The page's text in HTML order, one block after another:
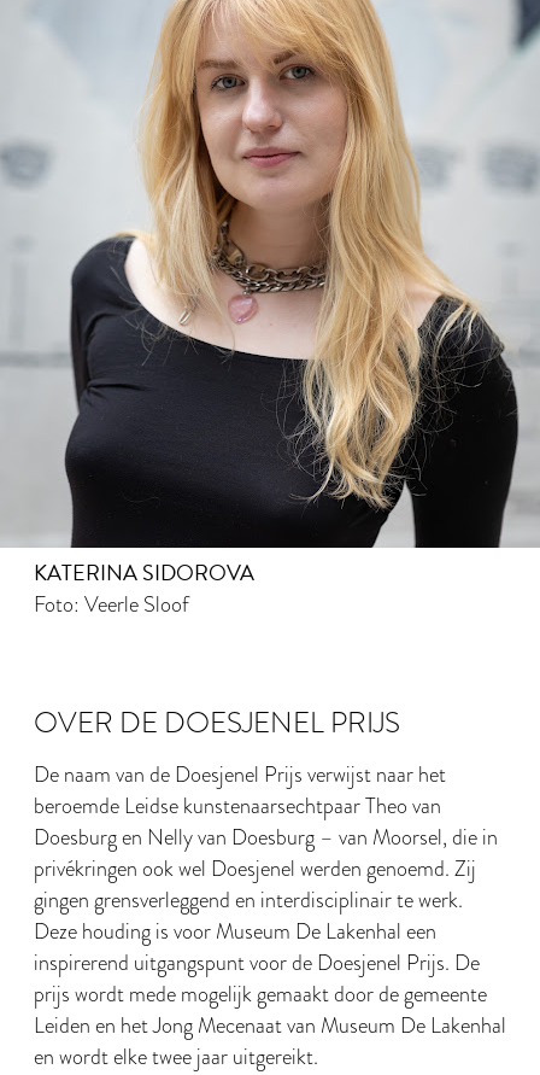
KATERINA SIDOROVA
Foto: Veerle Sloof
OVER DE DOESJENEL PRIJS
De naam van de Doesjenel Prijs verwijst naar het
beroemde Leidse kunstenaarsechtpaar Theo van
Doesburg en Nelly van Doesburg – van Moorsel, die in
privékringen ook wel Doesjenel werden genoemd. Zij
gingen grensverleggend en interdisciplinair te werk.
Deze houding is voor Museum De Lakenhal een
inspirerend uitgangspunt voor de Doesjenel Prijs. De
prijs wordt mede mogelijk gemaakt door de gemeente
Leiden en het Jong Mecenaat van Museum De Lakenhal
en wordt elke twee jaar uitgereikt.